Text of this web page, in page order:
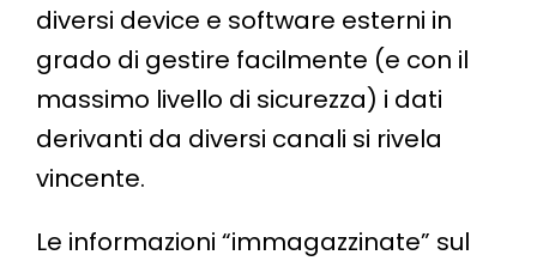
diversi device e software esterni in
grado di gestire facilmente (e con il
massimo livello di sicurezza) i dati
derivanti da diversi canali si rivela
vincente.
Le informazioni “immagazzinate” sul